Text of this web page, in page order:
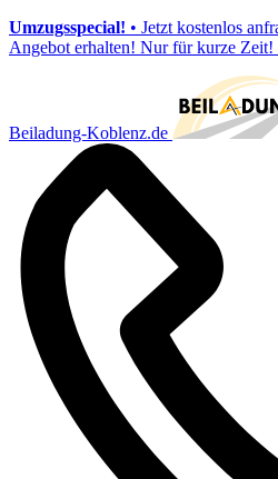
Umzugsspecial! • Jetzt kostenlos
Angebot erhalten! Nur für kurze Zeit!
Beiladung-Koblenz.de